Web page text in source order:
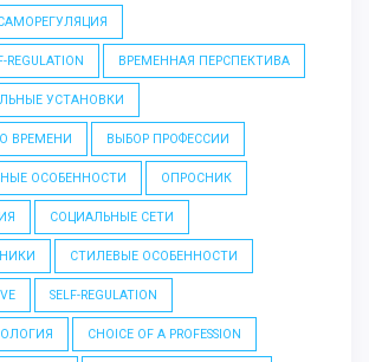
REGULATION ВРЕМЕННАЯ ПЕРСПЕКТИВА
УСТАНОВКИ
ВРЕМЕНИ ВЫБОР ПРОФЕССИИ
ОСОБЕННОСТИ ОПРОСНИК
СОЦИАЛЬНЫЕ СЕТИ
СТИЛЕВЫЕ ОСОБЕННОСТИ
SELF-REGULATION
CHOICE OF A PROFESSION